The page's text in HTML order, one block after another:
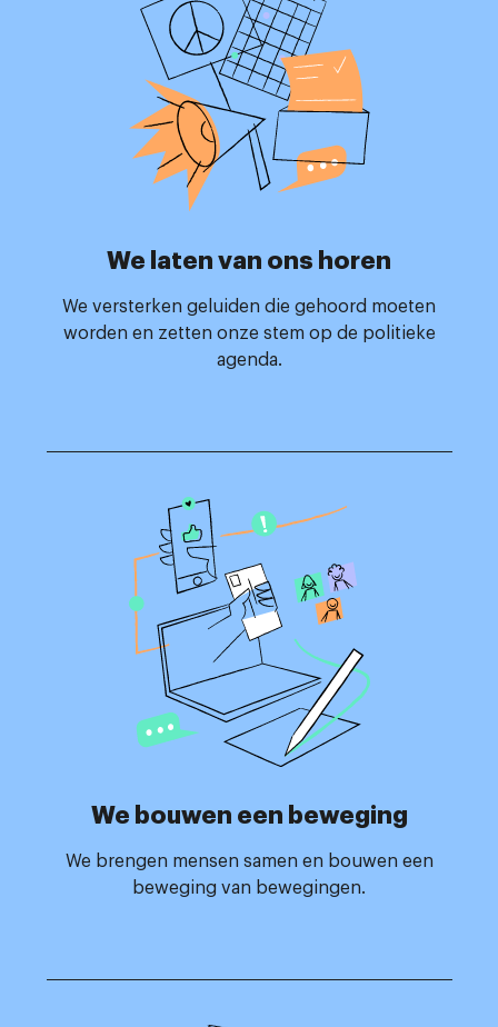
We laten van ons horen
We versterken geluiden die gehoord moeten
worden en zetten onze stem op de politieke
agenda.
We bouwen een beweging
We brengen mensen samen en bouwen een
beweging van bewegingen.